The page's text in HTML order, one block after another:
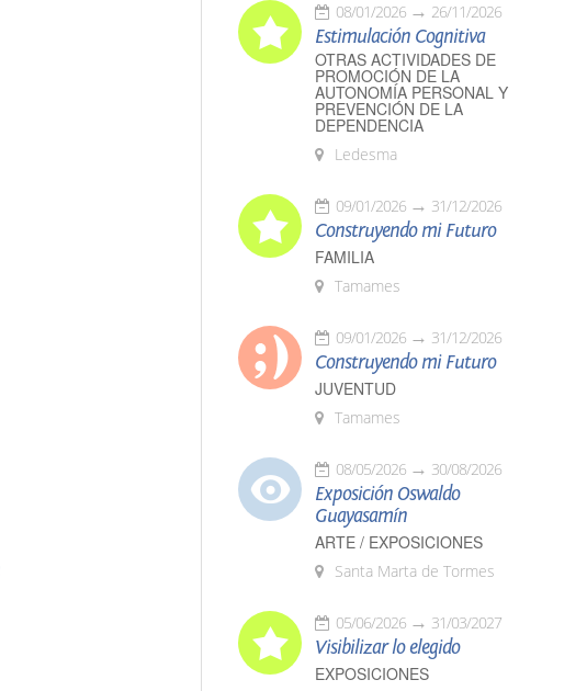
08/01/2026 26/11/2026
Estimulación Cognitiva
OTRAS ACTIVIDADES DE
PROMOCIÓN DE LA
AUTONOMÍA PERSONAL Y
PREVENCIÓN DE LA
DEPENDENCIA
Ledesma
09/01/2026 31/12/2026
Construyendo mi Futuro
FAMILIA
Tamames
09/01/2026 31/12/2026
Construyendo mi Futuro
JUVENTUD
Tamames
08/05/2026 30/08/2026
Exposición Oswaldo
Guayasamín
ARTE / EXPOSICIONES
Santa Marta de Tormes
05/06/2026 31/03/2027
Visibilizar lo elegido
EXPOSICIONES